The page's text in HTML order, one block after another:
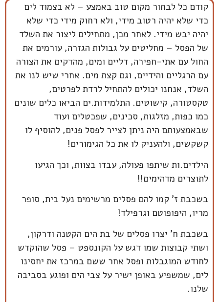
קודם כל לבחור מקום טוב באמצע – לא בצמוד לים
כדי שלא יהיה רטוב מידי, ולא רחוק מידי כדי שלא
יהיה יבש מידי. לאחר מכן, מתחילים ליצור את השלד
של הפסל – מחליטים על גבולות הגזרה, עורמים את
החול עם אתי-חפירה, דליים ומים, מהדקים את הצורה
עם הרגליים והידיים, וגם קצת מים. אחרי שיש לנו את
השלד, אנחנו יכולים להתחיל לרדת לפרטים,
טקסטורה, קישוטים. התלמידות.ים הביאו כלים שונים
כמו כפות, מזלגות, סכינים, שפכטלים ועוד
שבאמצעותם היה ניתן לצייר לפסל פנים, להוסיף לו
קשקשים, ולהעניק לו את כל הגימורים!
הילדים.ות שיתפו פעולה, עבדו בצוות, וכך הגיעו
לתוצרים מדהימים!!
בשכבת ז' קמו להם פסלים מרשימים נעל בית, סופר
מריו, היפופוטם וגרפילד!
בשכבת ח' יצרו פסלים של בת הים הקטנה ודרקון,
ושתי קבוצות שמו דגש על הקונספט – פסל שהוקדש
לחודש המוגבלות ופסל אחר ששם במרכז את יחסינו
לים, שמשפיע באופן ישיר על צבי הים ופוגע בסביבה
שלנו.